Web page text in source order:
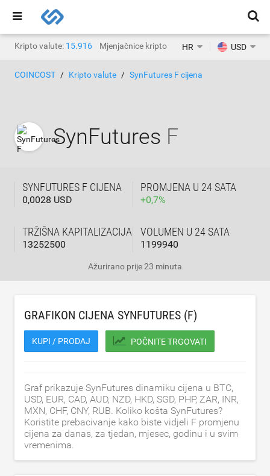
Kripto valute: 15.916 Mjenjačnice kripto valuta: 1.468
HR USD
COINCOST Kripto valute SynFutures F cijena
SynFutures F
SYNFUTURES F CIJENA
0,0028 USD
PROMJENA U 24 SATA
+0,7%
TRŽIŠNA KAPITALIZACIJA
13252500
VOLUMEN U 24 SATA
1199940
Ažurirano prije 23 minuta
GRAFIKON CIJENA SYNFUTURES (F)
KUPI / PRODAJ POČNITE TRGOVATI
Graf prikazuje SynFutures dinamiku cijena u BTC,
USD, EUR, CAD, AUD, NZD, HKD, SGD, PHP, ZAR, INR,
MXN, CHF, CNY, RUB. Koliko košta SynFutures?
Koristite prebacivanje kako biste vidjeli F promjenu
cijena za danas, za tjedan, mjesec, godinu i u svim
vremenima.